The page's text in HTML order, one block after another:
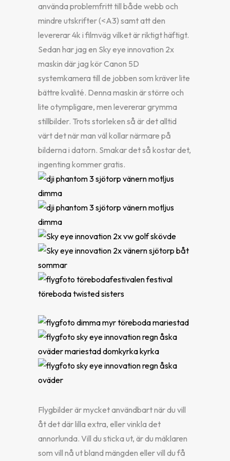
använda problemfritt till både webb och
mindre utskrifter (<A3) samt att den
levererar 4k i filmväg vilket är riktigt häftigt.
Sedan har jag en Sky eye innovation 2x
maskin där jag kör Canon 5D
systemkamera till de jobben som kräver lite
bättre kvalité. Denna maskin är större och
lite otympligare, men levererar grymma
stillbilder. Trots storleken så är det alltid
värt det när man väl kollar närmare på
bilderna i datorn. Smakar det så kostar det,
ingenting kommer gratis.
Flygbilder är mycket användbart när du vill
åt det där lilla extra, eller vinkla det
annorlunda. Vill du sticka ut, är du mäklaren
som vill nå ut bland mängden eller vill du få